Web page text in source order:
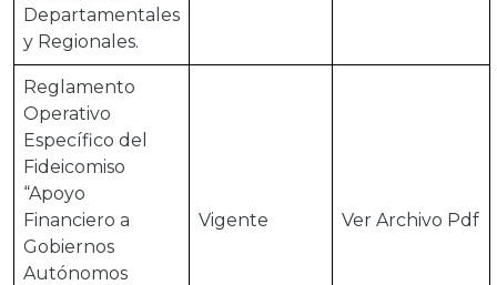
Departamentales
y Regionales.
Reglamento
Operativo
Específico del
Fideicomiso
“Apoyo
Financiero a
Gobiernos
Autónomos
Vigente Ver Archivo Pdf